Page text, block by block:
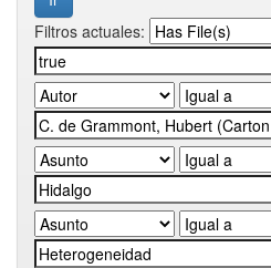
Filtros actuales: